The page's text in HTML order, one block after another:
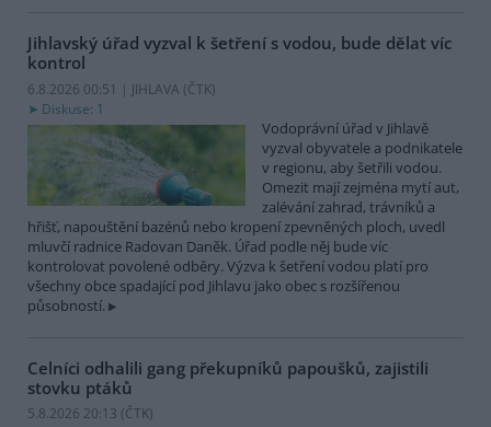
Jihlavský úřad vyzval k šetření s vodou, bude dělat víc
kontrol
6.8.2026 00:51 | JIHLAVA (ČTK)
Diskuse: 1
Vodoprávní úřad v Jihlavě
vyzval obyvatele a podnikatele
v regionu, aby šetřili vodou.
Omezit mají zejména mytí aut,
zalévání zahrad, trávníků a
hřišť, napouštění bazénů nebo kropení zpevněných ploch, uvedl
mluvčí radnice Radovan Daněk. Úřad podle něj bude víc
kontrolovat povolené odběry. Výzva k šetření vodou platí pro
všechny obce spadající pod Jihlavu jako obec s rozšířenou
působností.
Celníci odhalili gang překupníků papoušků, zajistili
stovku ptáků
5.8.2026 20:13 (ČTK)